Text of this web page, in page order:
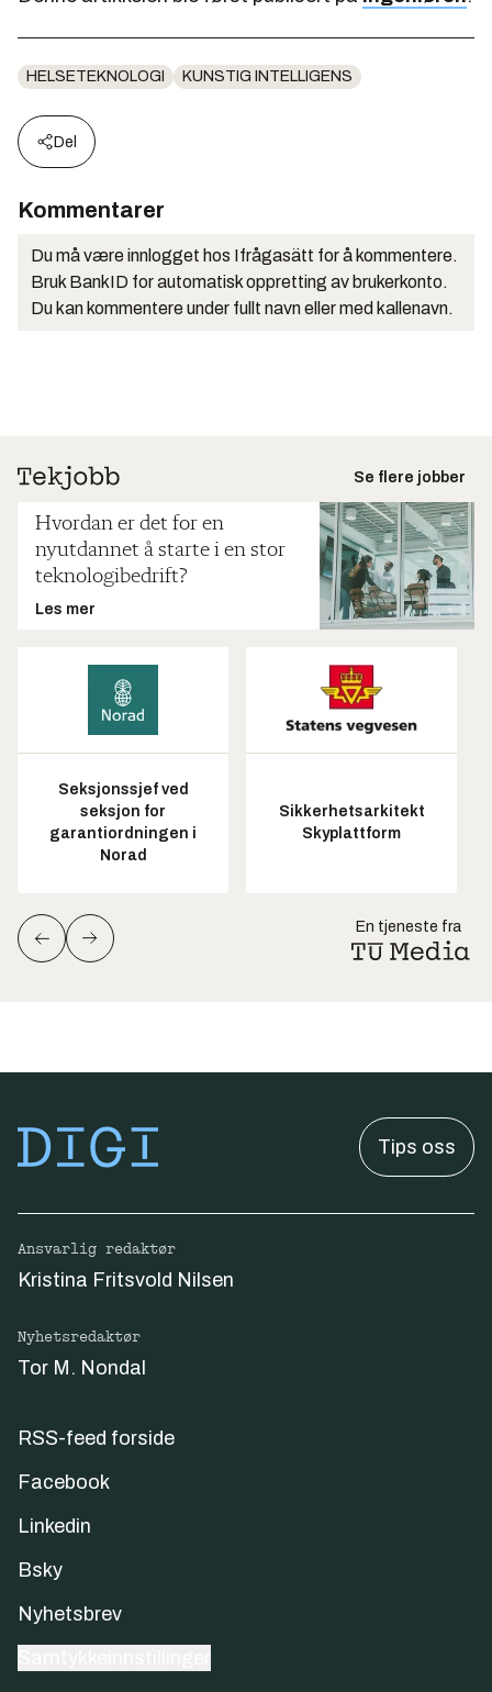
HELSETEKNOLOGI KUNSTIG INTELLIGENS
Del
Kommentarer
Du må være innlogget hos Ifrågasätt for å kommentere.
Bruk BankID for automatisk oppretting av brukerkonto.
Du kan kommentere under fullt navn eller med kallenavn.
Se flere jobber
Hvordan er det for en
nyutdannet å starte i en stor
teknologibedrift?
Les mer
Seksjonssjef ved
seksjon for
garantiordningen i
Norad
Sikkerhetsarkitekt
Skyplattform
En tjeneste fra
Tips oss
Ansvarlig redaktør
Kristina Fritsvold Nilsen
Nyhetsredaktør
Tor M. Nondal
RSS-feed forside
Facebook
Linkedin
Bsky
Nyhetsbrev